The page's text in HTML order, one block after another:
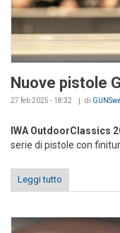
Nuove pistole
27 feb 2025 - 18:32 di
IWA OutdoorClassics
serie di pistole con
Leggi tutto